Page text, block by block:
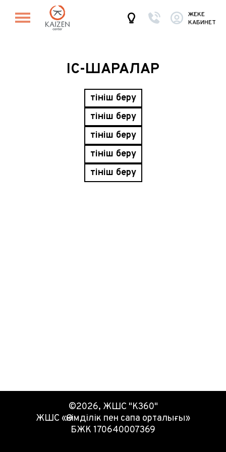
ЖЕКЕ
КАБИНЕТ
ІС-ШАРАЛАР
Өтініш беру
Өтініш беру
Өтініш беру
Өтініш беру
Өтініш беру
©2026, ЖШС "К360"
ЖШС «Өнімділік пен сапа орталығы»
БЖК 170640007369